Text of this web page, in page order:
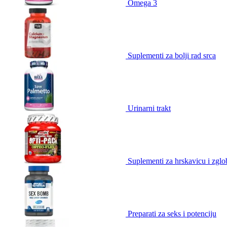
Omega 3
Suplementi za bolji rad srca
Urinarni trakt
Suplementi za hrskavicu i
Preparati za seks i potenciju